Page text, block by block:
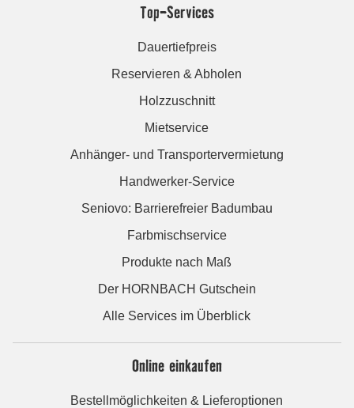
Top-Services
Dauertiefpreis
Reservieren & Abholen
Holzzuschnitt
Mietservice
Anhänger- und Transportervermietung
Handwerker-Service
Seniovo: Barrierefreier Badumbau
Farbmischservice
Produkte nach Maß
Der HORNBACH Gutschein
Alle Services im Überblick
Online einkaufen
Bestellmöglichkeiten & Lieferoptionen